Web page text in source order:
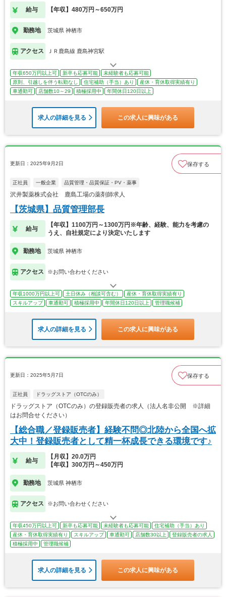
給与 【年収】480万円～650万円
勤務地 茨城県 神栖市
アクセス ＪＲ鹿島線 鹿島神宮駅
年収650万円以上可 新卒も応募可能
未経験者も応募可能
原則、引越しを伴う転勤なし
住宅補助（手当）あり
産休・育休取得実績有り
車通勤可
店舗数10～29 積極採用中 年間休日120日以上
求人の詳細を見る この求人に興味がある
更新日：2025年9月2日 保存する
正社員 一般企業 品質管理・品質保証・PV・薬事
沢井製薬株式会社 鹿島工場の薬剤師求人
【茨城県】品質管理部長
給与
【年収】1100万円～1300万円※年齢、経験、能力を考慮の
うえ、自社規定により決定いたします
勤務地 茨城県 神栖市
アクセス ※お問い合わせください
年収1000万円以上可 土日休み（相談可含む）
産休・育休取得実績有り
スキルアップ
車通勤可 積極採用中 年間休日120日以上 管理職候補
求人の詳細を見る この求人に興味がある
更新日：2025年5月7日 保存する
正社員 ドラッグストア（OTCのみ）
ドラッグストア（OTCのみ）の登録販売者の求人（法人名非公開 ※詳細
はお問合せください）
【総合職／登録販売者】経験不問◎北陸から全国へ拡
大中！登録販売者として精一杯成長できる環境です♪
給与
【月収】20.0万円
【年収】300万円～450万円
勤務地 茨城県 神栖市
アクセス ※お問い合わせください
年収450万円以上可 新卒も応募可能 未経験者も応募可能
住宅補助（手当）あり
産休・育休取得実績有り
スキルアップ 車通勤可 店舗数30以上
登録販売者の求人
積極採用中
管理職候補
求人の詳細を見る この求人に興味がある